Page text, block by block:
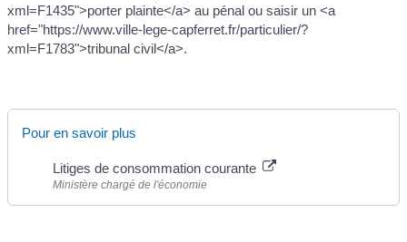
xml=F1435">porter plainte</a> au pénal ou saisir un <a
href="https://www.ville-lege-capferret.fr/particulier/?
xml=F1783">tribunal civil</a>.
Pour en savoir plus
Litiges de consommation courante
Ministère chargé de l'économie